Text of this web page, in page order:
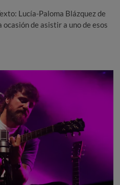
Lucía-Paloma Blázquez de
de asistir a uno de esos